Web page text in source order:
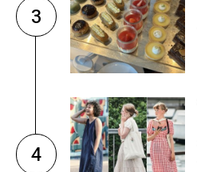
3
4